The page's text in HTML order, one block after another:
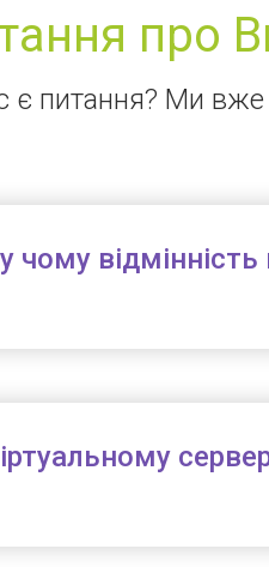
про
є питання? Ми вже
відмінність